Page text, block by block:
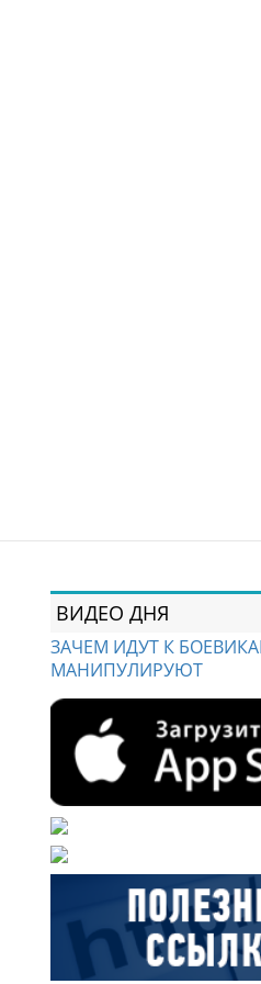
ВИДЕО ДНЯ
ЗАЧЕМ ИДУТ К
МАНИПУЛИРУЮТ